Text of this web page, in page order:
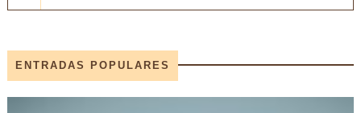
ENTRADAS POPULARES